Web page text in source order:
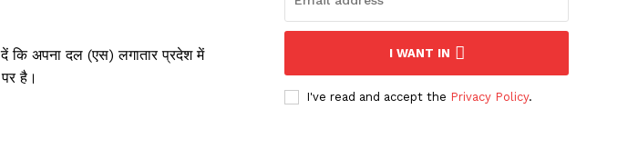
कि अपना दल (एस) लगातार प्रदेश में
है।
I WANT IN
I've read and accept the Privacy Policy.